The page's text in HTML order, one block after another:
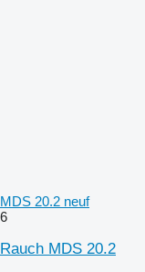
MDS 20.2 neuf
6
Rauch MDS 20.2